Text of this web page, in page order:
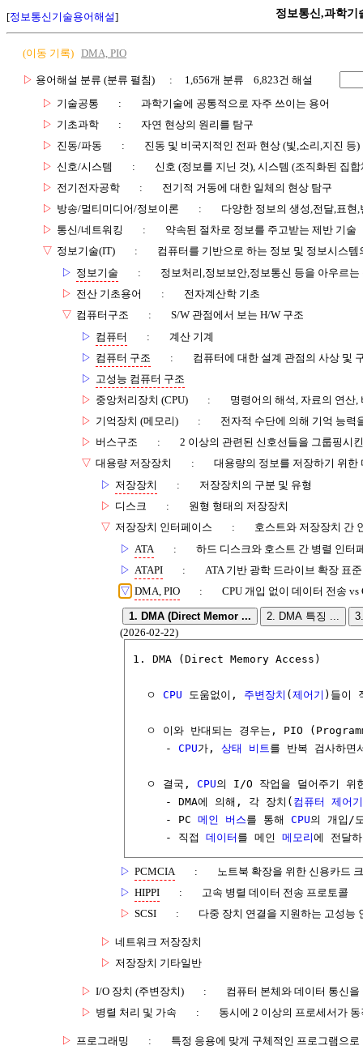
[정보통신기술용어해설] 정보통신,과학기
(이동 기록) DMA, PIO
▷ 용어해설 분류 (분류 펼침)
: 1,656개 분류 6,823건 해설
▷ 기술공통 :
과학기술에 공통적으로 자주 쓰이는 용어
▷ 기초과학 :
자연 현상의 원리를 탐구
▷ 진동/파동 :
진동 및 비국지적인 전파 현상 (빛,소리,지진 등)
▷ 신호/시스템 :
신호 (정보를 지닌 것), 시스템 (조직화된 집합
▷ 전기전자공학 :
전기적 거동에 대한 일체의 현상 탐구
▷ 방송/멀티미디어/정보이론 :
다양한 정보의 생성,전달,표현
▷ 통신/네트워킹 :
약속된 절차로 정보를 주고받는 제반 기술
▽ 정보기술(IT) :
컴퓨터를 기반으로 하는 정보 및 정보시스템
▷ 정보기술 :
정보처리,정보보안,정보통신 등을 아우르는
▷ 전산 기초용어 :
전자계산학 기초
▽ 컴퓨터구조 :
S/W 관점에서 보는 H/W 구조
▷ 컴퓨터 :
계산 기계
▷ 컴퓨터 구조 :
컴퓨터에 대한 설계 관점의 사상 및
▷ 고성능 컴퓨터 구조
▷ 중앙처리장치 (CPU) :
명령어의 해석, 자료의 연산
▷ 기억장치 (메모리) :
전자적 수단에 의해 기억 능력
▷ 버스구조 :
2 이상의 관련된 신호선들을 그룹핑시
▽ 대용량 저장장치 :
대용량의 정보를 저장하기 위한
▷ 저장장치 :
저장장치의 구분 및 유형
▷ 디스크 :
원형 형태의 저장장치
▽ 저장장치 인터페이스 :
호스트와 저장장치 간
▷ ATA :
하드 디스크와 호스트 간 병렬 인터
▷ ATAPI :
ATA 기반 광학 드라이브 확장 표준
▽ DMA, PIO : CPU 개입 없이 데이터 전송
1. DMA (Direct Memor ... 2. DMA 특징 ...
(2026-02-22)
1. DMA (Direct Memory Access)
  ㅇ
CPU 도움없이, 주변장치 (제어기 )들이
ㅇ 이와 반대되는 경우는, PIO
     -
CPU가, 상태 비트 를 반복 검사하
  ㅇ 결국,
CPU의 I/O 작업을 덜어주기 위
     - DMA에 의해, 각 장치(
컴퓨터
제어기
     - PC
메인 버스를 통해 CPU의 개입/
     - 직접
데이터 를 메인 메모리에 전달
▷ PCMCIA :
노트북 확장을 위한 신용카드
▷ HIPPI :
고속 병렬 데이터 전송 프로토콜
▷ SCSI : 다중 장치 연결을 지원하는 고성능
▷ 네트워크 저장장치
▷ 저장장치 기타일반
▷ I/O 장치 (주변장치) :
컴퓨터 본체와 데이터 통신
▷ 병렬 처리 및 가속 : 동시에 2 이상의 프로세서가
▷ 프로그래밍 :
특정 응용에 맞게 구체적인 프로그램으로